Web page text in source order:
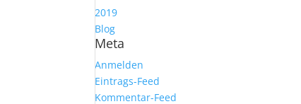
2019
Blog
Meta
Anmelden
Eintrags-Feed
Kommentar-Feed